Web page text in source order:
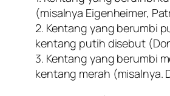
(misalnya Eigenheimer,
2. Kentang yang berumbi
kentang putih disebut
3. Kentang yang berumbi
kentang merah (misalnya.